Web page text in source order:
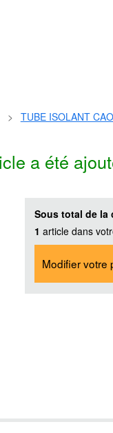
> TUBE ISOLANT
a été
Sous total de la
1 article dans
Modifier votre